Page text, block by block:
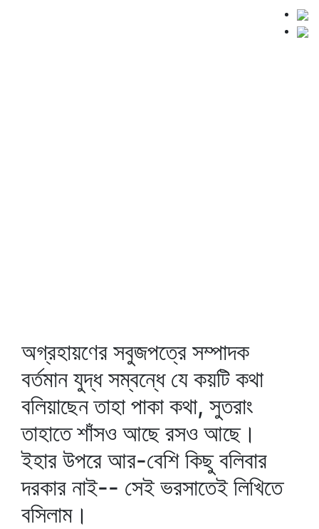
অগ্রহায়ণের সবুজপত্রে সম্পাদক
বর্তমান যুদ্ধ সম্বন্ধে যে কয়টি কথা
বলিয়াছেন তাহা পাকা কথা, সুতরাং
তাহাতে শাঁসও আছে রসও আছে।
ইহার উপরে আর-বেশি কিছু বলিবার
দরকার নাই-- সেই ভরসাতেই লিখিতে
বসিলাম।